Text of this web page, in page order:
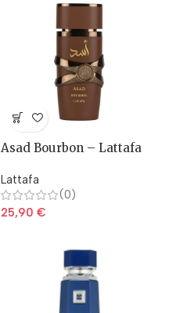
Asad Bourbon – Lattafa
Lattafa
(0)
25,90 €